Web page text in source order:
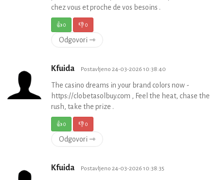
chez vous et proche de vos besoins .
👍0 👎0
Odgovori ⇾
Kfuida Postavljeno 24-03-2026 10:38:40
The casino dreams in your brand colors now -
https://clobetasolbuy.com , Feel the heat, chase the
rush, take the prize .
👍0 👎0
Odgovori ⇾
Kfuida Postavljeno 24-03-2026 10:38:35